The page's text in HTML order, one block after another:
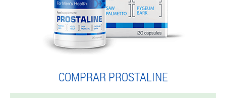
COMPRAR PROSTALINE